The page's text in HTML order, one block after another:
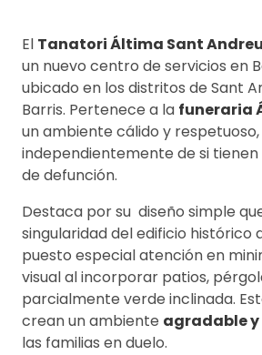
El Tanatori Áltima Sant
un nuevo centro de servicios en
ubicado en los distritos de Sant
Barris. Pertenece a la funeraria
un ambiente cálido y respetuoso,
independientemente de si tienen
de defunción.
Destaca por su diseño simple
singularidad del edificio histórico
puesto especial atención en
visual al incorporar patios,
parcialmente verde inclinada.
crean un ambiente agradable
las familias en duelo.